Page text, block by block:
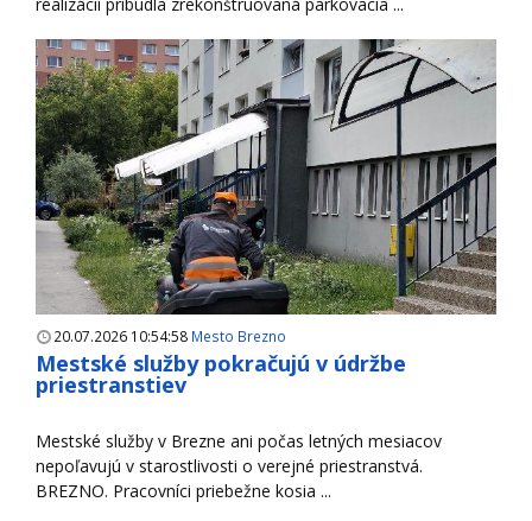
20.07.2026 10:54:58 Mesto Brezno
Mestské služby pokračujú v údržbe
priestranstiev
Mestské služby v Brezne ani počas letných mesiacov
nepoľavujú v starostlivosti o verejné priestranstvá.
BREZNO. Pracovníci priebežne kosia ...